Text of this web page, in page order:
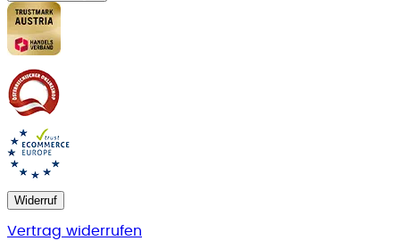
Widerruf
Vertrag widerrufen